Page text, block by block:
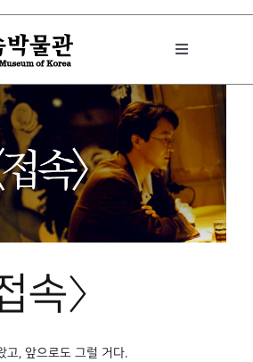
Toggle
속〉
고, 앞으로도 그럴 거다.